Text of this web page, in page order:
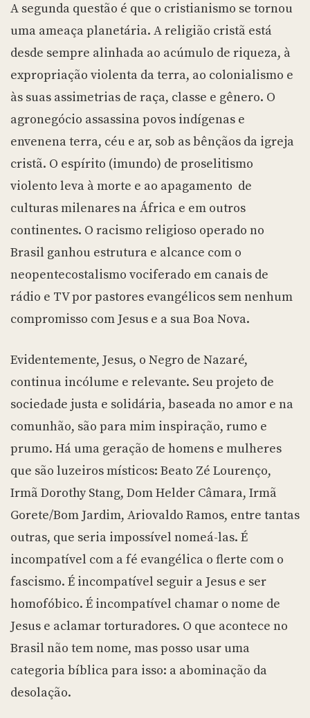
A segunda questão é que o cristianismo se tornou
uma ameaça planetária. A religião cristã está
desde sempre alinhada ao acúmulo de riqueza, à
expropriação violenta da terra, ao colonialismo e
às suas assimetrias de raça, classe e gênero. O
agronegócio assassina povos indígenas e
envenena terra, céu e ar, sob as bênçãos da igreja
cristã. O espírito (imundo) de proselitismo
violento leva à morte e ao apagamento de
culturas milenares na África e em outros
continentes. O racismo religioso operado no
Brasil ganhou estrutura e alcance com o
neopentecostalismo vociferado em canais de
rádio e TV por pastores evangélicos sem nenhum
compromisso com Jesus e a sua Boa Nova.
Evidentemente, Jesus, o Negro de Nazaré,
continua incólume e relevante. Seu projeto de
sociedade justa e solidária, baseada no amor e na
comunhão, são para mim inspiração, rumo e
prumo. Há uma geração de homens e mulheres
que são luzeiros místicos: Beato Zé Lourenço,
Irmã Dorothy Stang, Dom Helder Câmara, Irmã
Gorete/Bom Jardim, Ariovaldo Ramos, entre tantas
outras, que seria impossível nomeá-las. É
incompatível com a fé evangélica o flerte com o
fascismo. É incompatível seguir a Jesus e ser
homofóbico. É incompatível chamar o nome de
Jesus e aclamar torturadores. O que acontece no
Brasil não tem nome, mas posso usar uma
categoria bíblica para isso: a abominação da
desolação.